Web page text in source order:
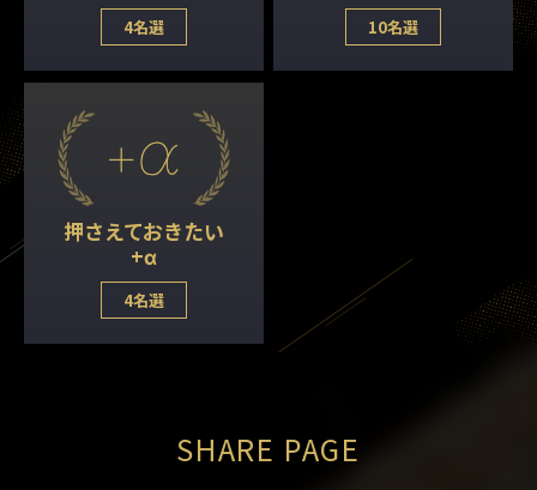
4名選 10名選
押さえておきたい
+α
4名選
SHARE PAGE